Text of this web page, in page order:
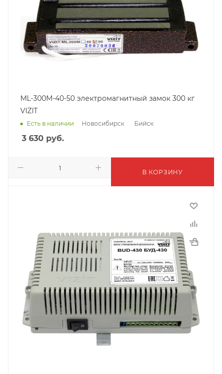
ML-300M-40-50 электромагнитный замок 300 кг
VIZIT
Есть в наличии Новосибирск Бийск
3 630 руб.
В КОРЗИНУ